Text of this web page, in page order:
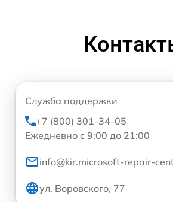
Служба поддержки
+7 (800) 301-34-05
Ежедневно с 9:00 до 21:00
info@kir.microsoft-repair-
ул. Воровского, 77